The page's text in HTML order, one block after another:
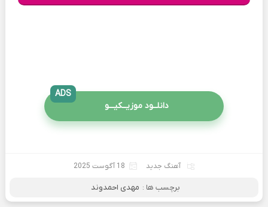
دانلــود موزیــکیـــو
ADS
آهنگ جدید 18 آگوست 2025
برچسب ها : مهدی احمدوند